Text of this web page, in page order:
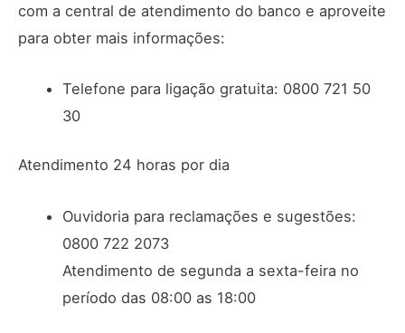
com a central de atendimento do banco e aproveite
para obter mais informações:
Telefone para ligação gratuita: 0800 721 50
30
Atendimento 24 horas por dia
Ouvidoria para reclamações e sugestões:
0800 722 2073
Atendimento de segunda a sexta-feira no
período das 08:00 as 18:00